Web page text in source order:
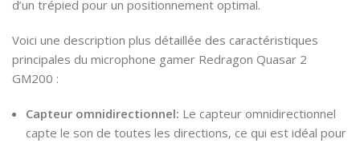
d’un trépied pour un positionnement optimal.
Voici une description plus détaillée des caractéristiques
principales du microphone gamer Redragon Quasar 2
GM200 :
Capteur omnidirectionnel: Le capteur omnidirectionnel
capte le son de toutes les directions, ce qui est idéal pour